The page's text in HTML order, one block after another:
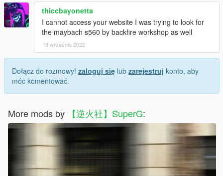
thiccbayonetta
I cannot access your website I was trying to look for
the maybach s560 by backfire workshop as well
13 września 2022
Dołącz do rozmowy! zaloguj się lub zarejestruj konto, aby
móc komentować.
More mods by 【逆火社】SuperG: